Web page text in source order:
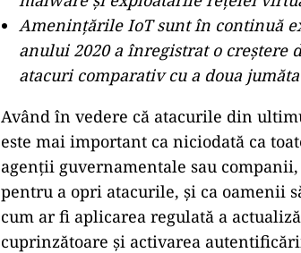
Amenințările IoT sunt în continuă
anului 2020 a înregistrat o creștere
atacuri comparativ cu a doua
Având în vedere că atacurile din
este mai important ca niciodată ca
agenții guvernamentale sau
pentru a opri atacurile, și ca oamenii
cum ar fi aplicarea regulată a
cuprinzătoare și activarea